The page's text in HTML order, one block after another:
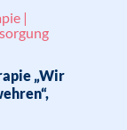
|
„Wir